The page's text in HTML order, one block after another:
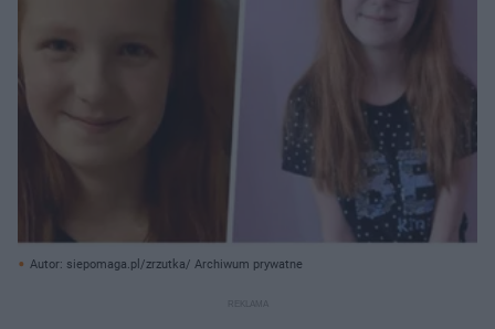
Autor: siepomaga.pl/zrzutka/ Archiwum prywatne